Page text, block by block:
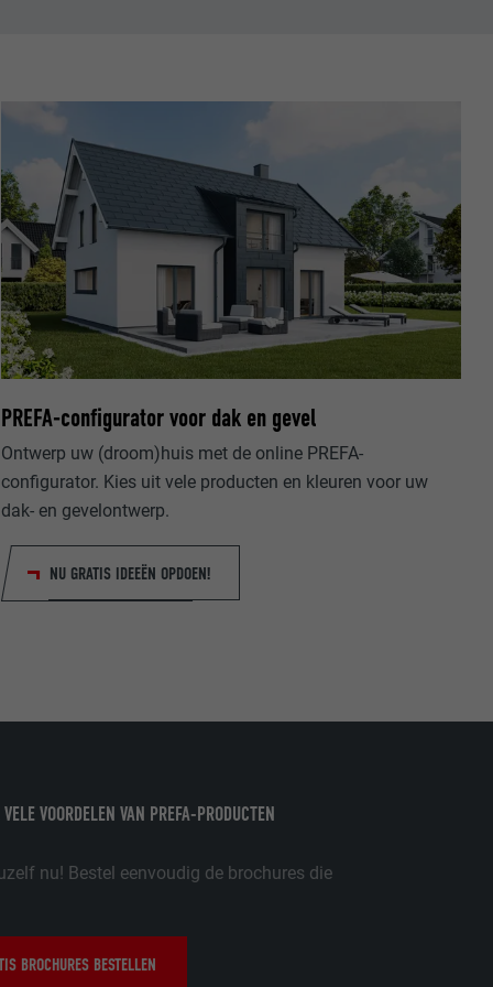
PREFA-configurator voor dak en gevel
Ontwerp uw (droom)huis met de online PREFA-
configurator. Kies uit vele producten en kleuren voor uw
dak- en gevelontwerp.
NU GRATIS IDEEËN OPDOEN!
VOORDELEN VAN PREFA-PRODUCTEN
nu! Bestel eenvoudig de brochures die
BROCHURES BESTELLEN
PHP-
extension.
gebruikt.
gegevens
te
gegevens
aanbieders)
worden